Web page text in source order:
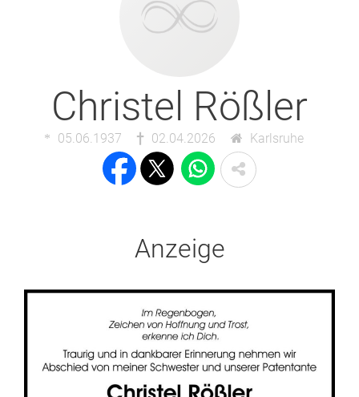
Christel Rößler
05.06.1937 02.04.2026 Karlsruhe
Anzeige